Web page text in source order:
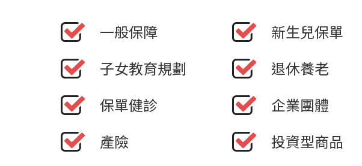
一般保障
新生兒保單
子女教育規劃
退休養老
保單健診
企業團體
產險
投資型商品